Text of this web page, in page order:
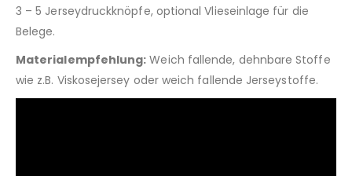
3 – 5 Jerseydruckknöpfe, optional Vlieseinlage für die
Belege.
Materialempfehlung: Weich fallende, dehnbare Stoffe
wie z.B. Viskosejersey oder weich fallende Jerseystoffe.